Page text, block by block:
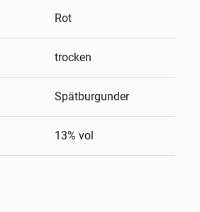
Rot
trocken
Spätburgunder
13% vol